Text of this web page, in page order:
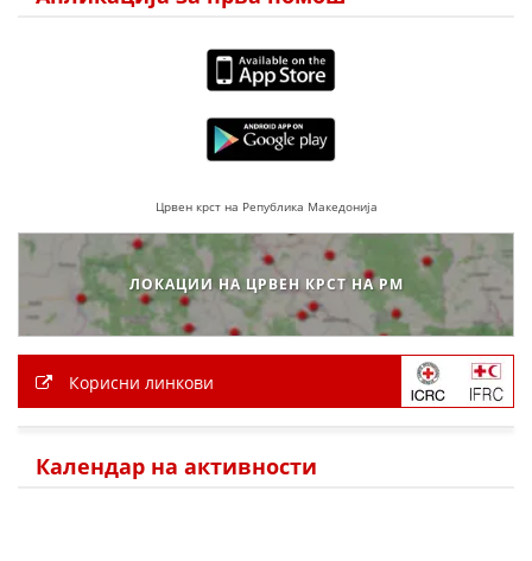
ФОРМУЛАРИ ЗА БАРАЊА
ЗДРАВСТВЕНО ПРЕВЕНТИВНА ДЕЈНОСТ
ИНФОРМАЦИИ ЗА БОЛЕСТИ
МЕНАЏМЕНТ НА ВОЛОНТЕРИ
ЗА НАС
Црвен крст на Република Македонија
ЛОКАЦИИ НА ЦРВЕН КРСТ НА РМ
Корисни линкови
Календар на активности